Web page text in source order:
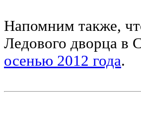
Напомним также,
Ледового дворца в
осенью 2012 года.